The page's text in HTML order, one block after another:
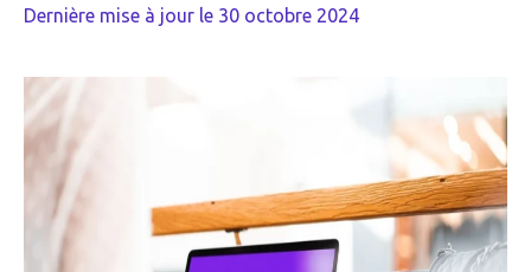
Dernière mise à jour le 30 octobre 2024